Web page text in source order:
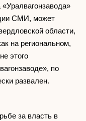
СМИ, может
области,
на региональном,
этого
по
развален.
за власть в